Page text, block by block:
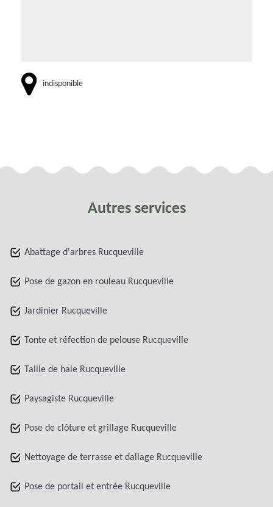
indisponible
Autres services
Abattage d'arbres Rucqueville
Pose de gazon en rouleau Rucqueville
Jardinier Rucqueville
Tonte et réfection de pelouse Rucqueville
Taille de haie Rucqueville
Paysagiste Rucqueville
Pose de clôture et grillage Rucqueville
Nettoyage de terrasse et dallage Rucqueville
Pose de portail et entrée Rucqueville